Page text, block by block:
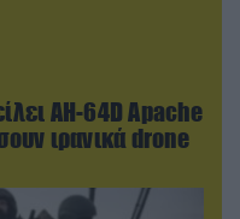
AH-64D Apache
ιρανικά drone